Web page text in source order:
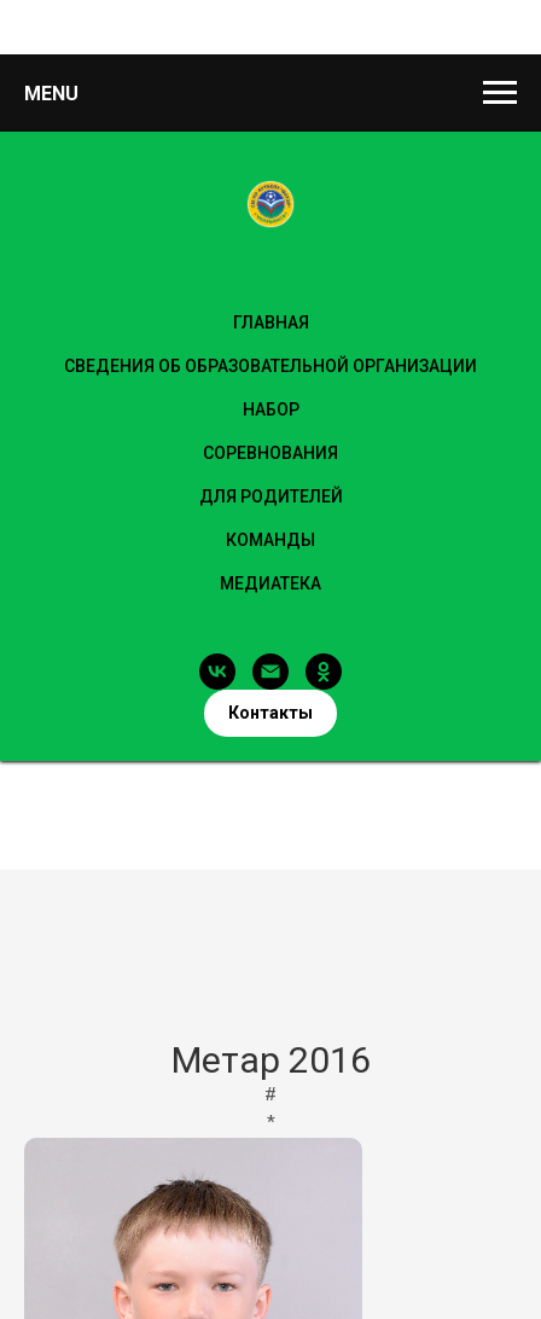
MENU
ГЛАВНАЯ
СВЕДЕНИЯ ОБ ОБРАЗОВАТЕЛЬНОЙ ОРГАНИЗАЦИИ
НАБОР
СОРЕВНОВАНИЯ
ДЛЯ РОДИТЕЛЕЙ
КОМАНДЫ
МЕДИАТЕКА
Контакты
Метар 2016
#
*